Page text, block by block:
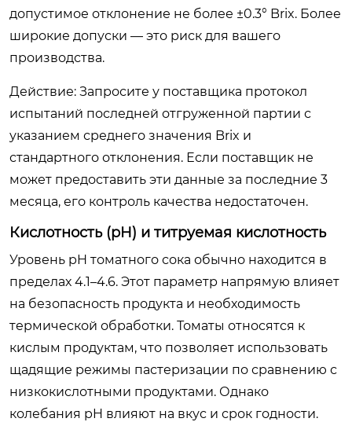
допустимое отклонение не более ±0.3° Brix. Более
широкие допуски — это риск для вашего
производства.
Действие: Запросите у поставщика протокол
испытаний последней отгруженной партии с
указанием среднего значения Brix и
стандартного отклонения. Если поставщик не
может предоставить эти данные за последние 3
месяца, его контроль качества недостаточен.
Кислотность (pH) и титруемая кислотность
Уровень pH томатного сока обычно находится в
пределах 4.1–4.6. Этот параметр напрямую влияет
на безопасность продукта и необходимость
термической обработки. Томаты относятся к
кислым продуктам, что позволяет использовать
щадящие режимы пастеризации по сравнению с
низкокислотными продуктами. Однако
колебания pH влияют на вкус и срок годности.